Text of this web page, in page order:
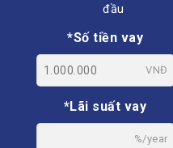
đầu
*Số tiền vay
VNĐ
*Lãi suất vay
%/year